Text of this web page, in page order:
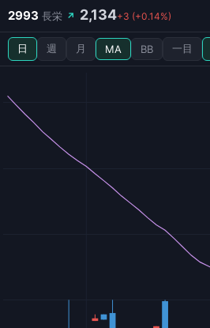
2993 長栄 ↗ 2,134+3 (+0.14%)
日 週 月 MA BB 一目